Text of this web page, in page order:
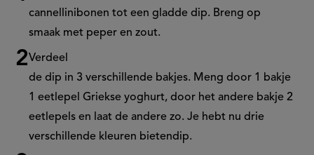
cannellinibonen tot een gladde dip. Breng op
smaak met peper en zout.
Verdeel
de dip in 3 verschillende bakjes. Meng door 1 bakje
1 eetlepel Griekse yoghurt, door het andere bakje 2
eetlepels en laat de andere zo. Je hebt nu drie
verschillende kleuren bietendip.